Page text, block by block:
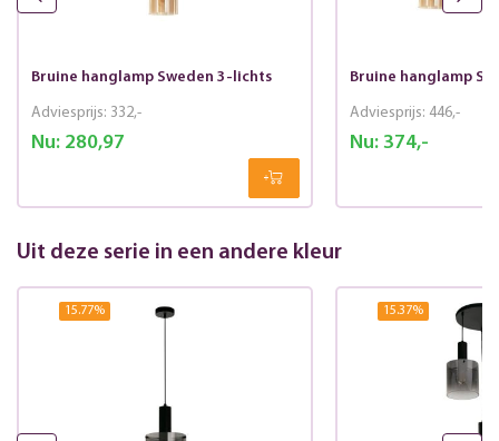
Bruine hanglamp Sweden 3-lichts
Nu:280,97
Adviesprijs: 332,-
Bruine hanglamp
Nu:374,-
Adviesprijs: 446,-
Uit deze serie in een andere kleur
15.77% 15.37%